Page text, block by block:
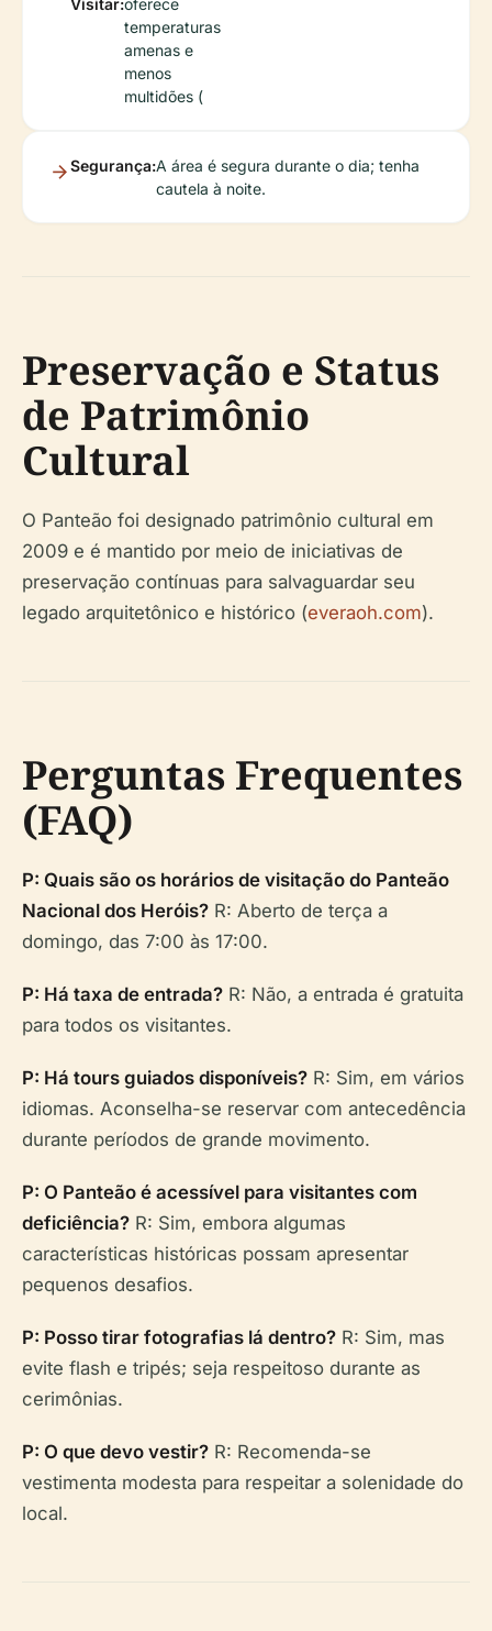
Visitar:oferece
temperaturas
amenas e
menos
multidões (
Segurança:A área é segura durante o dia; tenha
cautela à noite.
Preservação e Status
de Patrimônio
Cultural
O Panteão foi designado patrimônio cultural em
2009 e é mantido por meio de iniciativas de
preservação contínuas para salvaguardar seu
legado arquitetônico e histórico (everaoh.com).
Perguntas Frequentes
(FAQ)
P: Quais são os horários de visitação do Panteão
Nacional dos Heróis? R: Aberto de terça a
domingo, das 7:00 às 17:00.
P: Há taxa de entrada? R: Não, a entrada é gratuita
para todos os visitantes.
P: Há tours guiados disponíveis? R: Sim, em vários
idiomas. Aconselha-se reservar com antecedência
durante períodos de grande movimento.
P: O Panteão é acessível para visitantes com
deficiência? R: Sim, embora algumas
características históricas possam apresentar
pequenos desafios.
P: Posso tirar fotografias lá dentro? R: Sim, mas
evite flash e tripés; seja respeitoso durante as
cerimônias.
P: O que devo vestir? R: Recomenda-se
vestimenta modesta para respeitar a solenidade do
local.